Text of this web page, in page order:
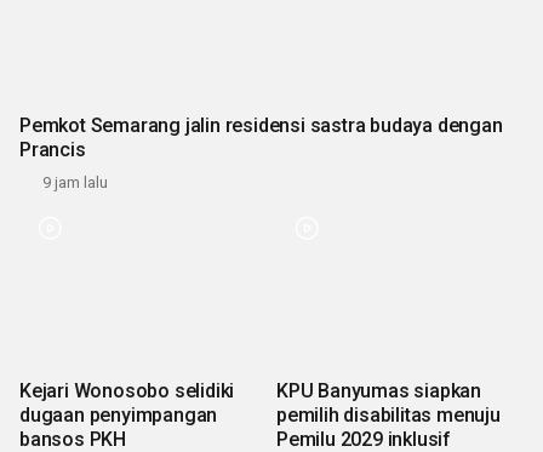
Pemkot Semarang jalin residensi sastra budaya dengan
Prancis
9 jam lalu
Kejari Wonosobo selidiki
dugaan penyimpangan
bansos PKH
KPU Banyumas siapkan
pemilih disabilitas menuju
Pemilu 2029 inklusif